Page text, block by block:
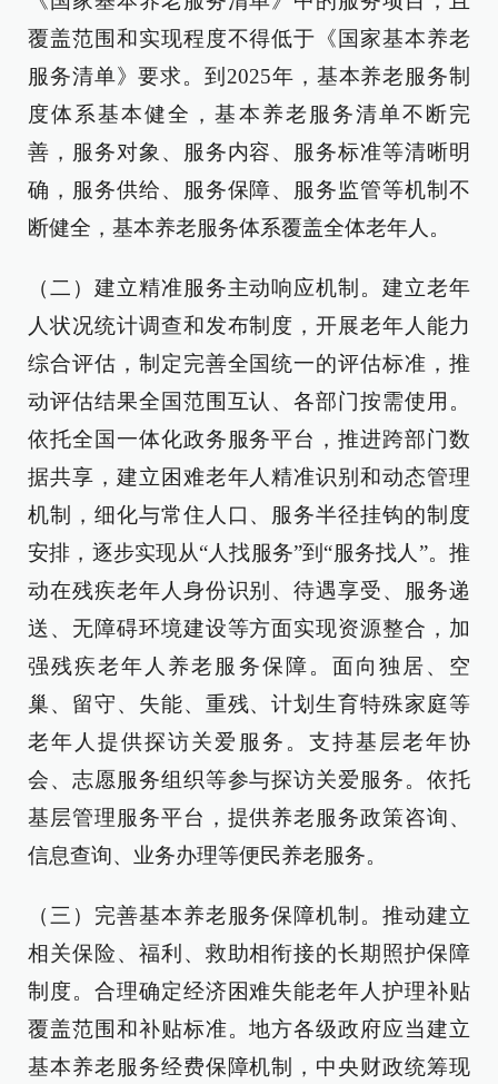
覆盖范围和实现程度不得低于《国家基本养老
服务清单》要求。到2025年，基本养老服务制
度体系基本健全，基本养老服务清单不断完
善，服务对象、服务内容、服务标准等清晰明
确，服务供给、服务保障、服务监管等机制不
断健全，基本养老服务体系覆盖全体老年人。
（二）建立精准服务主动响应机制。建立老年
人状况统计调查和发布制度，开展老年人能力
综合评估，制定完善全国统一的评估标准，推
动评估结果全国范围互认、各部门按需使用。
依托全国一体化政务服务平台，推进跨部门数
据共享，建立困难老年人精准识别和动态管理
机制，细化与常住人口、服务半径挂钩的制度
安排，逐步实现从“人找服务”到“服务找人”。推
动在残疾老年人身份识别、待遇享受、服务递
送、无障碍环境建设等方面实现资源整合，加
强残疾老年人养老服务保障。面向独居、空
巢、留守、失能、重残、计划生育特殊家庭等
老年人提供探访关爱服务。支持基层老年协
会、志愿服务组织等参与探访关爱服务。依托
基层管理服务平台，提供养老服务政策咨询、
信息查询、业务办理等便民养老服务。
（三）完善基本养老服务保障机制。推动建立
相关保险、福利、救助相衔接的长期照护保障
制度。合理确定经济困难失能老年人护理补贴
覆盖范围和补贴标准。地方各级政府应当建立
基本养老服务经费保障机制，中央财政统筹现